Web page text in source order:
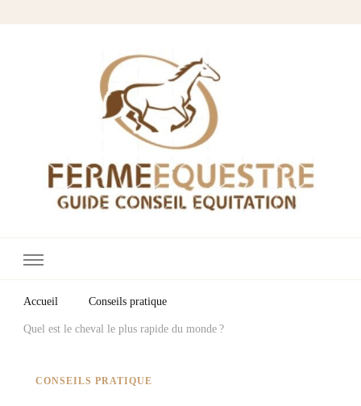
Accueil Conseils pratique
Quel est le cheval le plus rapide du monde ?
CONSEILS PRATIQUE